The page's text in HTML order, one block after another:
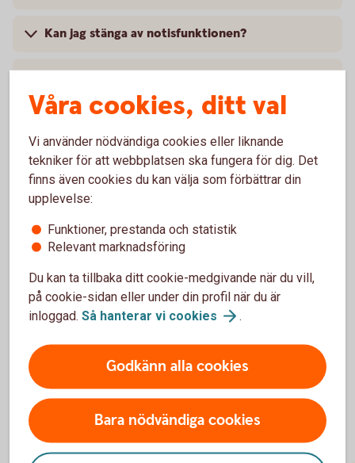
Kan jag stänga av notisfunktionen?
Var kan jag se den faktiska valutaväxlingskursen
jag fick på ett köp?
Ingår alla avgifter i kostnaden för en
transaktion?
Kan jag välja att få pushnotis/sms för endast ett
kort ifall jag har flera kort?
Vad betyder de olika procentsatserna i notisen?
Våra cookies, ditt val
Vi använder nödvändiga cookies eller liknande
tekniker för att webbplatsen ska fungera för dig. Det
finns även cookies du kan välja som förbättrar din
upplevelse:
Funktioner, prestanda och statistik
Relevant marknadsföring
Du kan ta tillbaka ditt cookie-medgivande när du vill,
på cookie-sidan eller under din profil när du är
inloggad. Så hanterar vi cookies .
Godkänn alla cookies
Bara nödvändiga cookies